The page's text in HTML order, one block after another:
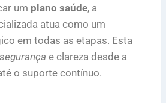
um plano saúde, a
atua como um
em todas as etapas. Esta
segurança e clareza desde a
o suporte contínuo.